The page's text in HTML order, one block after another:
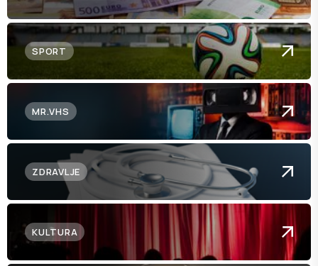
SPORT
MR.VHS
ZDRAVLJE
KULTURA